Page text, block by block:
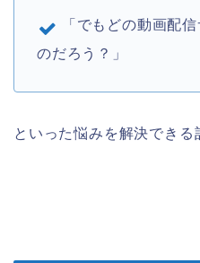
「でもどの動画配
のだろう？」
といった悩みを解決できる